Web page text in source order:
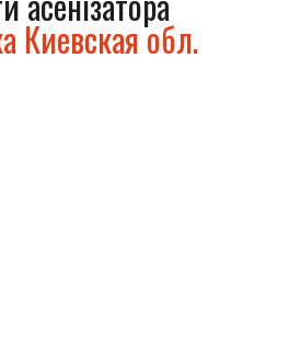
Киевская обл.